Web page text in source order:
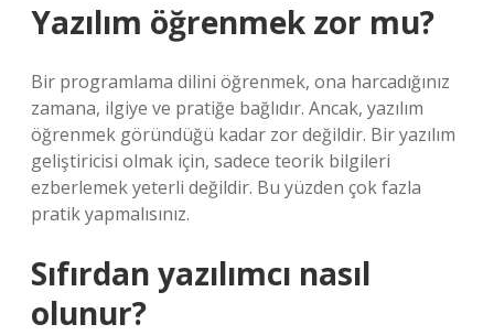
Yazılım öğrenmek zor mu?
Bir programlama dilini öğrenmek, ona harcadığınız
zamana, ilgiye ve pratiğe bağlıdır. Ancak, yazılım
öğrenmek göründüğü kadar zor değildir. Bir yazılım
geliştiricisi olmak için, sadece teorik bilgileri
ezberlemek yeterli değildir. Bu yüzden çok fazla
pratik yapmalısınız.
Sıfırdan yazılımcı nasıl
olunur?